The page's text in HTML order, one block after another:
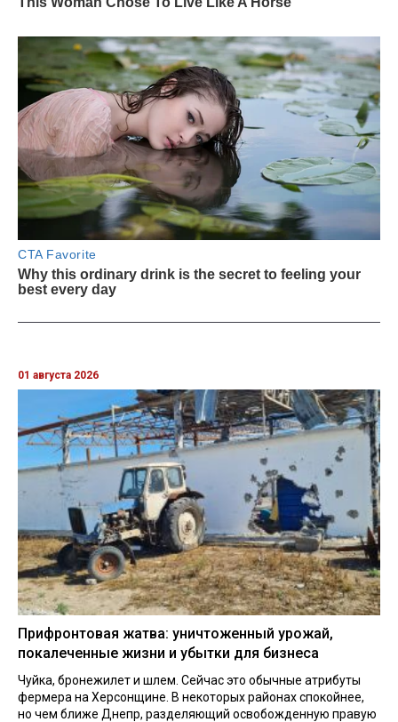
01 августа 2026
Прифронтовая жатва: уничтоженный урожай,
покалеченные жизни и убытки для бизнеса
Чуйка, бронежилет и шлем. Сейчас это обычные атрибуты
фермера на Херсонщине. В некоторых районах спокойнее,
но чем ближе Днепр, разделяющий освобожденную правую